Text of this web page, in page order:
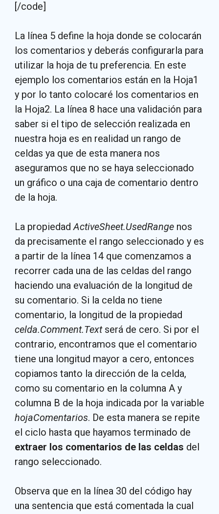
[/code]
La línea 5 define la hoja donde se colocarán
los comentarios y deberás configurarla para
utilizar la hoja de tu preferencia. En este
ejemplo los comentarios están en la Hoja1
y por lo tanto colocaré los comentarios en
la Hoja2. La línea 8 hace una validación para
saber si el tipo de selección realizada en
nuestra hoja es en realidad un rango de
celdas ya que de esta manera nos
aseguramos que no se haya seleccionado
un gráfico o una caja de comentario dentro
de la hoja.
La propiedadActiveSheet.UsedRange nos
da precisamente el rango seleccionado y es
a partir de la línea 14 que comenzamos a
recorrer cada una de las celdas del rango
haciendo una evaluación de la longitud de
su comentario. Si la celda no tiene
comentario, la longitud de la propiedad
celda.Comment.Textserá de cero. Si por el
contrario, encontramos que el comentario
tiene una longitud mayor a cero, entonces
copiamos tanto la dirección de la celda,
como su comentario en la columna A y
columna B de la hoja indicada por la variable
hojaComentarios. De esta manera se repite
el ciclo hasta que hayamos terminado de
extraer los comentarios de las celdas del
rango seleccionado.
Observa que en la línea 30 del código hay
una sentencia que está comentada la cual